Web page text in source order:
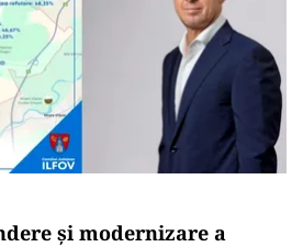
și modernizare a